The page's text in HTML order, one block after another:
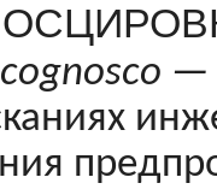
cognosco —